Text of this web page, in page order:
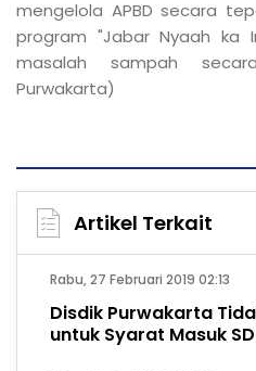
mengelola APBD secara
program "Jabar Nyaah ka
masalah sampah
Purwakarta)
Artikel Terkait
Rabu, 27 Februari 2019 02:13
Disdik Purwakarta
untuk Syarat Masuk SD